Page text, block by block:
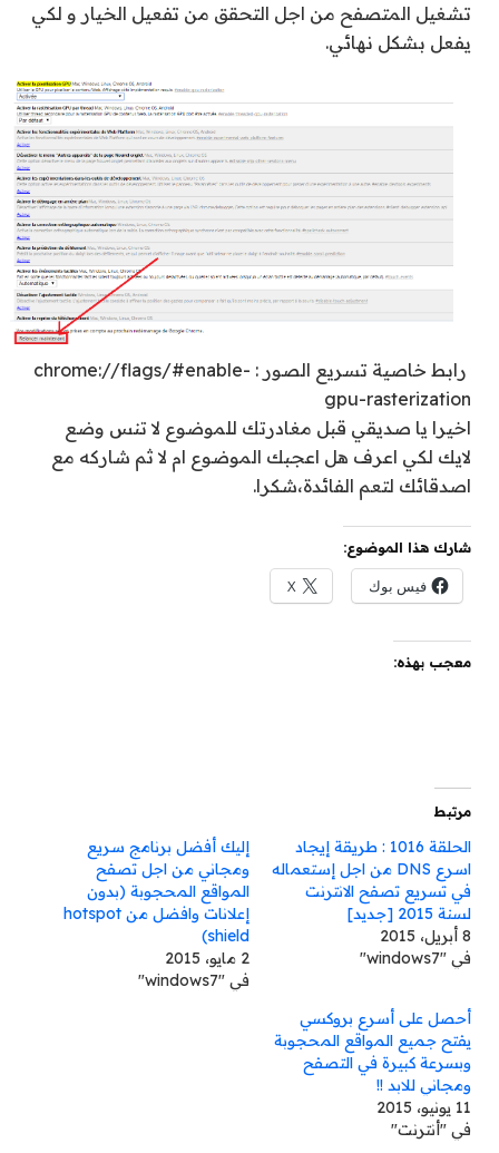
تشغيل المتصفح من اجل التحقق من تفعيل الخيار و لكي
يفعل بشكل نهائي.
رابط خاصية تسريع الصور : chrome://flags/#enable-
gpu-rasterization
اخيرا يا صديقي قبل مغادرتك للموضوع لا تنس وضع
لايك لكي اعرف هل اعجبك الموضوع ام لا ثم شاركه مع
اصدقائك لتعم الفائدة،شكرا.
شارك هذا الموضوع:
فيس بوك X
معجب بهذه:
مرتبط
الحلقة 1016 : طريقة إيجاد
اسرع DNS من اجل إستعماله
في تسريع تصفح الانترنت
لسنة 2015 [جديد]
8 أبريل، 2015
في "windows7"
إليك أفضل برنامج سريع
ومجاني من اجل تصفح
المواقع المحجوبة (بدون
إعلانات وافضل من hotspot
shield)
2 مايو، 2015
في "windows7"
أحصل على أسرع بروكسي
يفتح جميع المواقع المحجوبة
وبسرعة كبيرة في التصفح
ومجاني للابد !!
11 يونيو، 2015
في "أنترنت"